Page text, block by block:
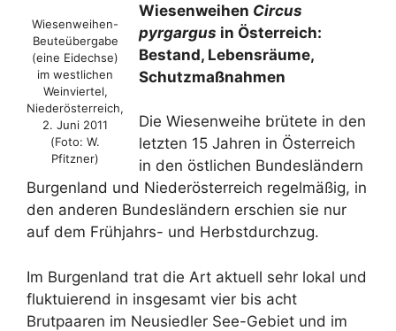
Wiesenweihen-
Beuteübergabe
(eine Eidechse)
im westlichen
Weinviertel,
Niederösterreich,
2. Juni 2011
(Foto: W.
Pfitzner)
Wiesenweihen Circus
pyrgargus in Österreich:
Bestand, Lebensräume,
Schutzmaßnahmen
Die Wiesenweihe brütete in den
letzten 15 Jahren in Österreich
in den östlichen Bundesländern
Burgenland und Niederösterreich regelmäßig, in
den anderen Bundesländern erschien sie nur
auf dem Frühjahrs- und Herbstdurchzug.
Im Burgenland trat die Art aktuell sehr lokal und
fluktuierend in insgesamt vier bis acht
Brutpaaren im Neusiedler See-Gebiet und im